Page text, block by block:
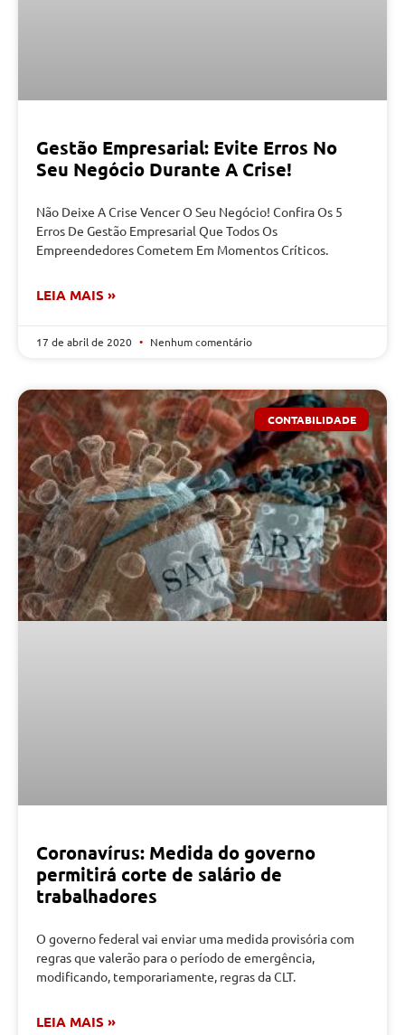
Gestão Empresarial: Evite Erros No
Seu Negócio Durante A Crise!
Não Deixe A Crise Vencer O Seu Negócio! Confira Os 5
Erros De Gestão Empresarial Que Todos Os
Empreendedores Cometem Em Momentos Críticos.
LEIA MAIS »
17 de abril de 2020 Nenhum comentário
CONTABILIDADE
Coronavírus: Medida do governo
permitirá corte de salário de
trabalhadores
O governo federal vai enviar uma medida provisória com
regras que valerão para o período de emergência,
modificando, temporariamente, regras da CLT.
LEIA MAIS »